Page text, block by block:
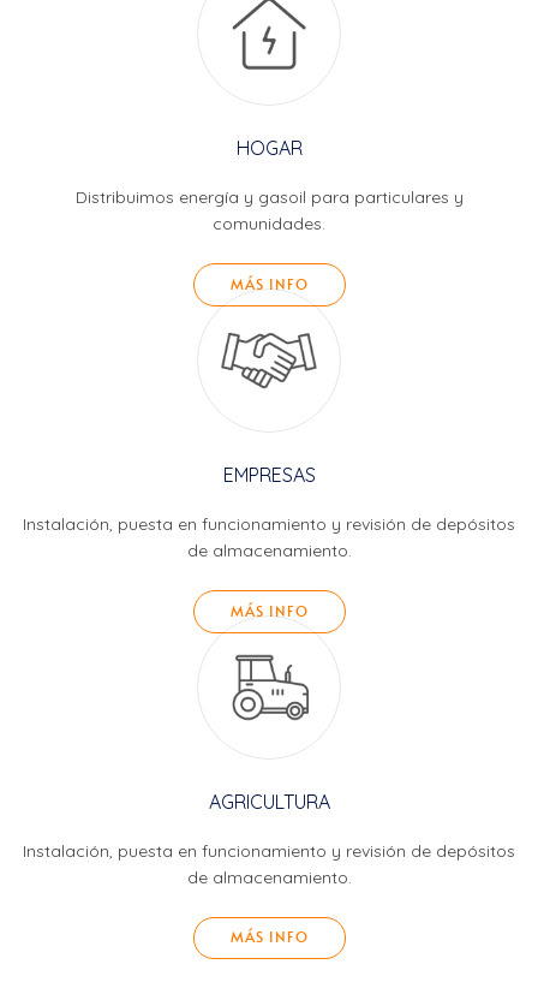
HOGAR
Distribuimos energía y gasoil para particulares y
comunidades.
MÁS INFO
EMPRESAS
Instalación, puesta en funcionamiento y revisión de depósitos
de almacenamiento.
MÁS INFO
AGRICULTURA
Instalación, puesta en funcionamiento y revisión de depósitos
de almacenamiento.
MÁS INFO